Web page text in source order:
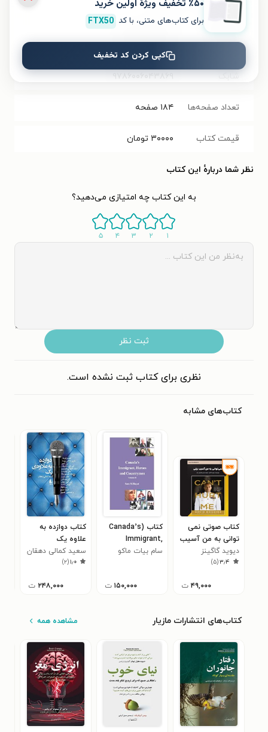
حجم فایل
کتاب
شابک ۹۷۸۶۰۰۶۰۴۳۸۶۹
تعداد صفحه‌ها ۱۸۴ صفحه
قیمت کتاب ۳۰۰۰۰ تومان
نظر شما دربارهٔ این کتاب
به این کتاب چه امتیازی می‌دهید؟
۱ ۲ ۳ ۴ ۵
ثبت نظر
نظری برای کتاب ثبت نشده است.
کتاب‌های مشابه
کتاب صوتی نمی‌
توانی به من آسیب
بزنی (خلاصه کتاب)
دیوید گاگینز
۳٫۴(۵)
۴۹,۰۰۰ ت
کتاب (Canada’s
Immigrant,
Heroes and
سام بیات ماکو
۱۵۰,۰۰۰ ت
کتاب دوازده به
علاوه یک
سعید کمالی دهقان
۱٫۰(۲)
۲۴۸,۰۰۰ ت
کتاب‌های انتشارات مازیار مشاهده همه
٪۵۰ تخفیف ویژۀ اولین خرید
برای کتاب‌های متنی، با کد FTX50
کپی کردن کد تخفیف